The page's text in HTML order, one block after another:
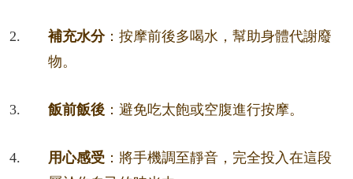
補充水分：按摩前後多喝水，幫助身體代謝廢
物。
飯前飯後 ：避免吃太飽或空腹進行按摩。
用心感受 ：將手機調至靜音，完全投入在這段